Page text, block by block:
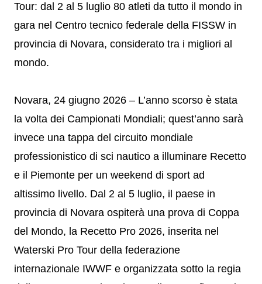
Tour: dal 2 al 5 luglio 80 atleti da tutto il mondo in
gara nel Centro tecnico federale della FISSW in
provincia di Novara, considerato tra i migliori al
mondo.
Novara, 24 giugno 2026 – L’anno scorso è stata
la volta dei Campionati Mondiali; quest’anno sarà
invece una tappa del circuito mondiale
professionistico di sci nautico a illuminare Recetto
e il Piemonte per un weekend di sport ad
altissimo livello. Dal 2 al 5 luglio, il paese in
provincia di Novara ospiterà una prova di Coppa
del Mondo, la Recetto Pro 2026, inserita nel
Waterski Pro Tour della federazione
internazionale IWWF e organizzata sotto la regia